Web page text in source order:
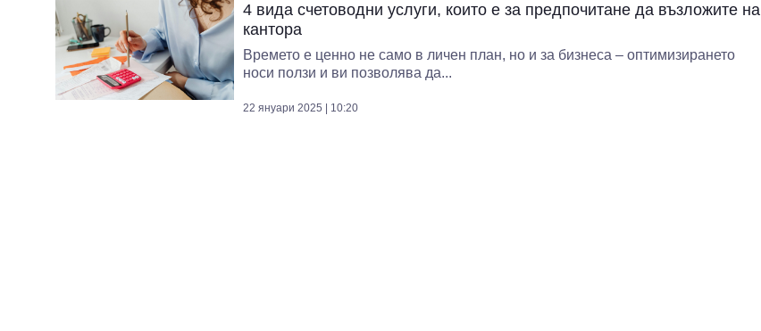
4 вида счетоводни услуги, които е за предпочитане да възложите на
кантора
Времето е ценно не само в личен план, но и за бизнеса – оптимизирането
носи ползи и ви позволява да...
22 януари 2025 | 10:20